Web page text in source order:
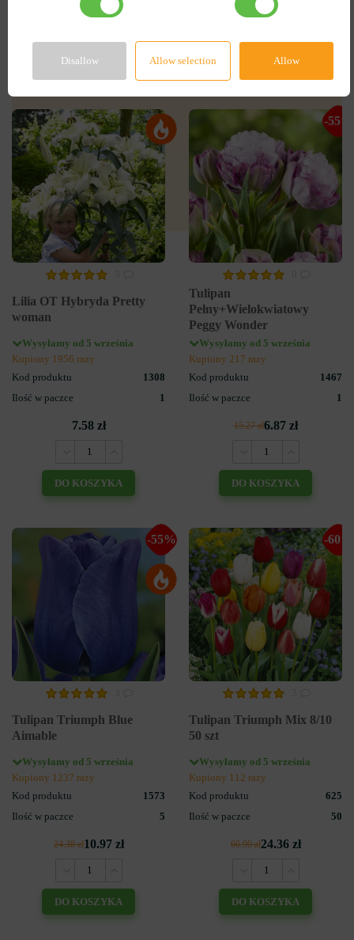
Popularne w serwisie
Lilia OT Hybryda Pretty
woman
Wysyłamy od 5 września
Kupiony 1956 razy
Kod produktu
1308
Ilość w paczce
1
7.58 zł
DO KOSZYKA
-55%
Tulipan
Pełny+Wielokwiatowy
Peggy Wonder
Wysyłamy od 5 września
Kupiony 217 razy
Kod produktu
1467
Ilość w paczce
1
15.27 zł6.87 zł
DO KOSZYKA
-55%
Tulipan Triumph Blue
Aimable
Wysyłamy od 5 września
Kupiony 1237 razy
Kod produktu
1573
Ilość w paczce
5
24.38 zł10.97 zł
DO KOSZYKA
-60%
Tulipan Triumph Mix 8/10
50 szt
Wysyłamy od 5 września
Kupiony 112 razy
Kod produktu
625
Ilość w paczce
50
60.90 zł24.36 zł
DO KOSZYKA
Disallow Allow selection Allow